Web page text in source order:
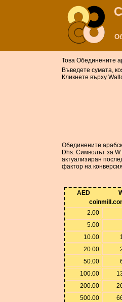
Това Обединените
Въведете сумата,
Кликнете върху
Обединените
Dhs. Символът за
актуализиран
фактор на
AED
2.00
5.00
10.00
20.00
50.00
100.00
200.00
500.00